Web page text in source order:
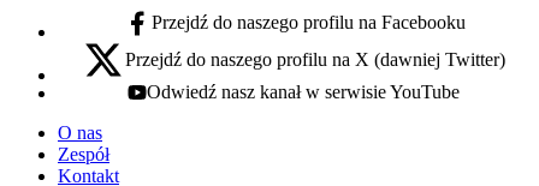
facebook - otwiera się w nowej karcie
Przejdź do naszego profilu na Facebooku
x - otwiera się w nowej karcie
Przejdź do naszego profilu na X (dawniej Twitter)
youtube - otwiera się w nowej karcie
Odwiedź nasz kanał w serwisie YouTube
O nas
Zespół
Kontakt